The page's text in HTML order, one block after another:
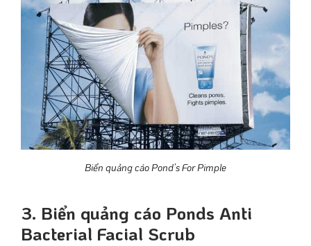
Biển quảng cáo Pond’s For Pimple
3. Biển quảng cáo Ponds Anti
Bacterial Facial Scrub